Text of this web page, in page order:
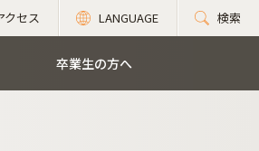
クセス LANGUAGE 検索
卒業生の方へ